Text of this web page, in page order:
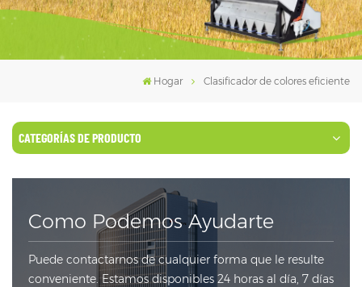
Hogar Clasificador de colores eficiente
CATEGORÍAS DE PRODUCTO
Como Podemos Ayudarte
Puede contactarnos de cualquier forma que le resulte
conveniente. Estamos disponibles 24 horas al día, 7 días